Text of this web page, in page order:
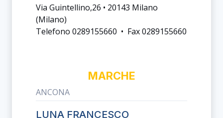
Via Guintellino,26 • 20143 Milano
(milano)
Telefono 0289155660 • Fax 0289155660
MARCHE
ANCONA
LUNA FRANCESCO